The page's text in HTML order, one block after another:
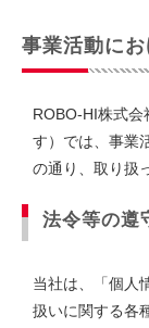
事業活動に
ROBO-HI株式会
す）では、事業
の通り、取り扱
法令等の遵
当社は、「個人
扱いに関する各